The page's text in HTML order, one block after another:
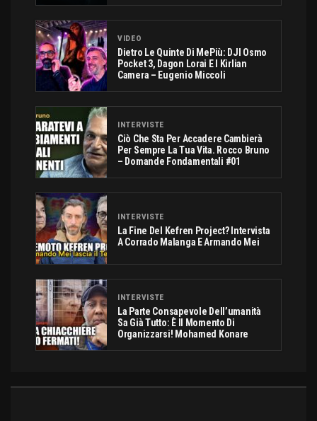
VIDEO
Dietro Le Quinte Di MePiù: DJI Osmo
Pocket 3, Dagon Lorai E I Kirlian
Camera – Eugenio Miccoli
INTERVISTE
Ciò Che Sta Per Accadere Cambierà
Per Sempre La Tua Vita. Rocco Bruno
– Domande Fondamentali #01
INTERVISTE
La Fine Del Kefren Project? Intervista
A Corrado Malanga E Armando Mei
INTERVISTE
La Parte Consapevole Dell’umanità
Sa Già Tutto: È Il Momento Di
Organizzarsi! Mohamed Konare